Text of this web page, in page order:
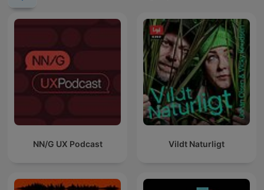
NN/G UX Podcast Vildt Naturligt